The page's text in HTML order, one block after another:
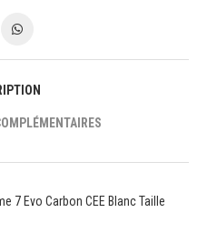
7 Evo Carbon CEE Blanc Taille